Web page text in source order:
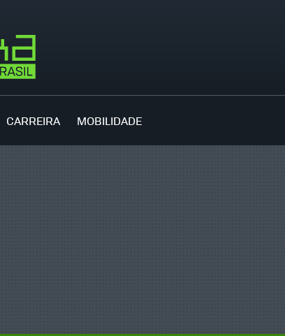
CARREIRA MOBILIDADE